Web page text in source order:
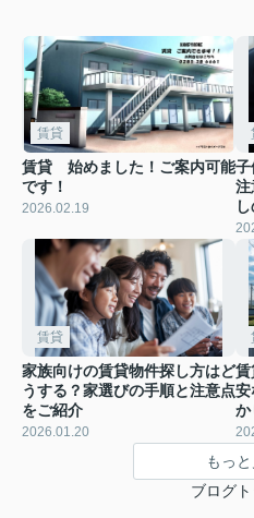
賃貸
賃貸 始めました！ご案内可能
です！
2026.02.19
子
注
賃貸
家族向けの賃貸物件探し方はど
うする？家選びの手順と注意点
をご紹介
2026.01.20
賃
安
か
もっ
ブログ